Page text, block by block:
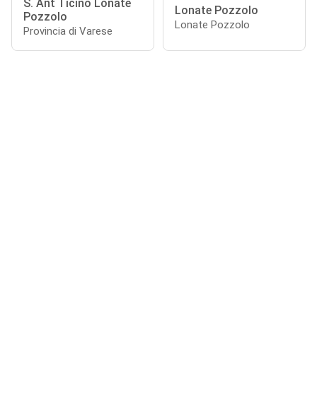
S. Ant Ticino Lonate
Pozzolo
Provincia di Varese
Lonate Pozzolo
Lonate Pozzolo